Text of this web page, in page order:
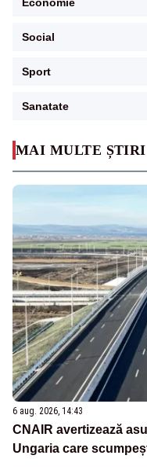
MAI MULTE
6 aug. 2026, 14:43
CNAIR avertizează
Ungaria care
Social
Sport
Sanatate